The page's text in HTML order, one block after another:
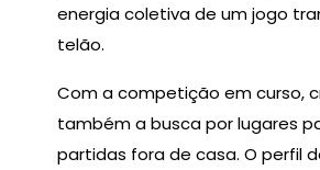
energia coletiva de um jogo
telão.
Com a competição em curso,
também a busca por lugares
partidas fora de casa. O perfil